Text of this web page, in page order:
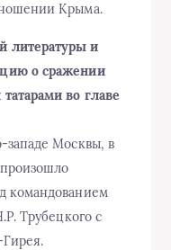
Крыма.
литературы и
о сражении
во главе
западе Москвы, в
командованием
Трубецкого с